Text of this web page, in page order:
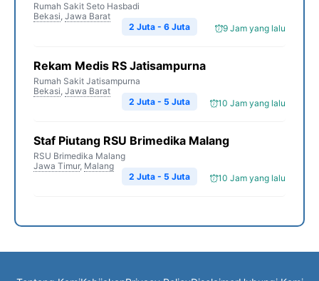
Rumah Sakit Seto Hasbadi
Bekasi, Jawa Barat
9 Jam yang lalu
2 Juta - 6 Juta
Rekam Medis RS Jatisampurna
Rumah Sakit Jatisampurna
Bekasi, Jawa Barat
10 Jam yang lalu
2 Juta - 5 Juta
Staf Piutang RSU Brimedika Malang
RSU Brimedika Malang
Jawa Timur, Malang
10 Jam yang lalu
2 Juta - 5 Juta